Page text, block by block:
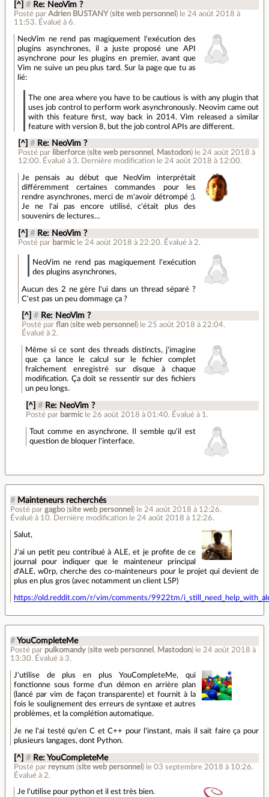
[^] # Re: NeoVim ?
Posté parAdrien BUSTANY (site web personnel ) le 24 août 2018 à
11:53. Évalué à6.
NeoVim ne rend pas magiquement l'exécution des
plugins asynchrones, il a juste proposé une API
asynchrone pour les plugins en premier, avant que
Vim ne suive un peu plus tard. Sur la page que tu as
lié:
The one area where you have to be cautious is with any plugin that
uses job control to perform work asynchronously. Neovim came out
with this feature first, way back in 2014. Vim released a similar
feature with version 8, but the job control APIs are different.
[^] # Re: NeoVim ?
Posté par liberforce(site web personnel , Mastodon) le 24 août 2018 à
12:00.Évalué à 3.Dernière modification le 24 août 2018 à 12:00.
Je pensais au début que NeoVim interprétait
différemment certaines commandes pour les
rendre asynchrones, merci de m'avoir détrompé ;).
Je ne l'ai pas encore utilisé, c'était plus des
souvenirs de lectures…
[^] # Re: NeoVim ?
Posté par barmic le 24 août 2018 à 22:20. Évalué à 2.
NeoVim ne rend pas magiquement l'exécution
des plugins asynchrones,
Aucun des 2 ne gère l'ui dans un thread séparé ?
C'est pas un peu dommage ça ?
[^] # Re: NeoVim ?
Posté parflan (site web personnel ) le 25 août 2018 à 22:04.
Évalué à2.
Même si ce sont des threads distincts, j'imagine
que ça lance le calcul sur le fichier complet
fraîchement enregistré sur disque à chaque
modification. Ça doit se ressentir sur des fichiers
un peu longs.
[^] # Re: NeoVim ?
Posté par barmic le 26 août 2018 à 01:40. Évalué à 1 .
Tout comme en asynchrone. Il semble qu'il est
question de bloquer l'interface.
# Mainteneurs recherchés
Posté par gagbo(site web personnel ) le 24 août 2018 à 12:26.
Évalué à 10. Dernière modification le 24 août 2018 à 12:26.
Salut,
J'ai un petit peu contribué à ALE, et je profite de ce
journal pour indiquer que le mainteneur principal
d'ALE, w0rp, cherche des co-mainteneurs pour le projet qui devient de
plus en plus gros (avec notamment un client LSP)
https://old.reddit.com/r/vim/comments/9922tm/
# YouCompleteMe
Posté par pulkomandy (site web personnel , Mastodon) le 24 août 2018 à
13:30. Évalué à 3.
J'utilise de plus en plus YouCompleteMe, qui
fonctionne sous forme d'un démon en arrière plan
(lancé par vim de façon transparente) et fournit à la
fois le soulignement des erreurs de syntaxe et autres
problèmes, et la complétion automatique.
Je ne l'ai testé qu'en C et C++ pour l'instant, mais il sait faire ça pour
plusieurs langages, dont Python.
[^] # Re: YouCompleteMe
Posté par reynum (site web personnel ) le 03 septembre 2018 à 10:26.
Évalué à 2.
Je l'utilise pour python et il est très bien.